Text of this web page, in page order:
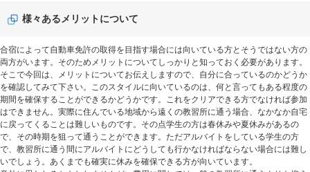
様々あるメリットについて
合宿によって自動車免許の取得を目指す場合には向いている方とそうではない方の
両方がいます。そのためメリットについてしっかりと知っておく必要があります。
そこで今回は、メリットについてお伝えしますので、自分に合っているのかどうか
を確認してみて下さい。このスタイルに向いているのは、何と言ってもある程度の
期間を確保することができるかどうかです。これをクリアできる方でなければ参加
はできません。実際に住んでいる地域から遠くの教習所に通う場合、なかなか自宅
に戻ってくることは難しいものです。その点学生の方は春休みや夏休みがあるの
で、その時期を狙って通うことができます。ただアルバイトをしている学生の方
で、教習所に通う間にアルバイトにどうしても行かなければならない場合には難し
いでしょう。あくまでも確実に休みを確保できる方が向いています。